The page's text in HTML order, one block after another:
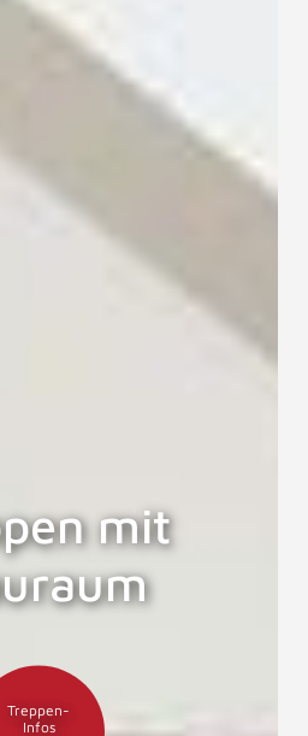
mit
Treppen-
Infos